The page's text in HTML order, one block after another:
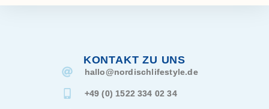
KONTAKT ZU UNS
hallo@nordischlifestyle.de
+49 (0) 1522 334 02 34